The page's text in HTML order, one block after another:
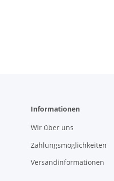
Informationen
Wir über uns
Zahlungsmöglichkeiten
Versandinformationen